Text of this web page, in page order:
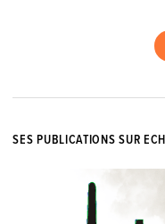
SES PUBLICATIONS SUR